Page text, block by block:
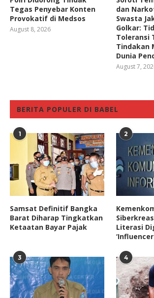
Tegas Penyebar Konten
Provokatif di Medsos
August 8, 2026
dan
Swasta
Golkar:
Toleransi
Tindakan
Dunia
August 7,
BERITA POPULER DI BABEL
1
Samsat Definitif Bangka
Barat Diharap Tingkatkan
Ketaatan Bayar Pajak
2
Literasi
3 4